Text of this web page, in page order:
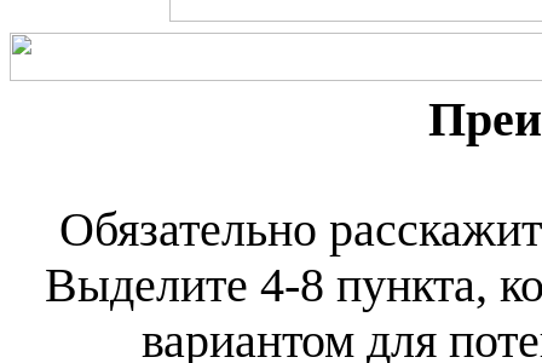
Обязательно
Выделите 4-8 пункта,
вариантом для